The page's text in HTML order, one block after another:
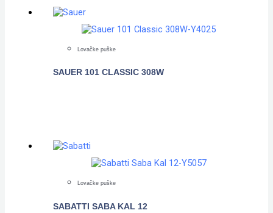
Lovačke puške
SAUER 101 CLASSIC 308W
Lovačke puške
SABATTI SABA KAL 12